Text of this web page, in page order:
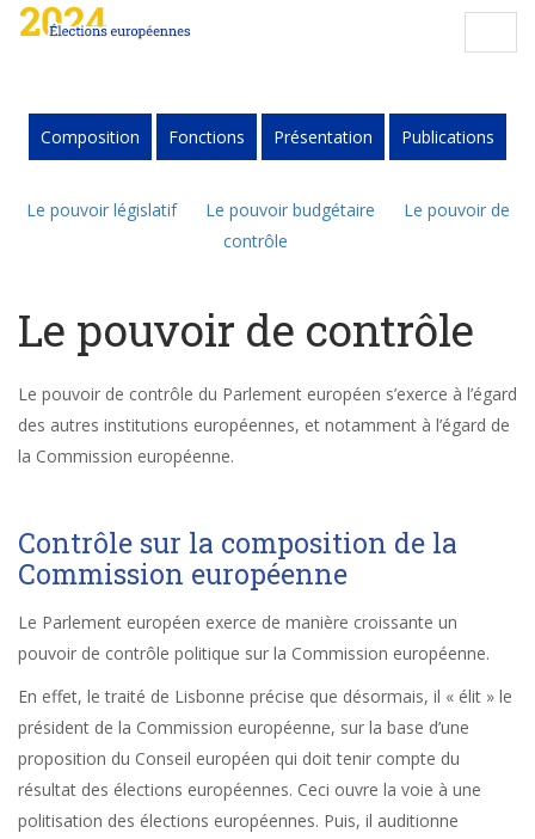
Composition Fonctions Présentation Publications
Le pouvoir législatif Le pouvoir budgétaire
Le pouvoir de
contrôle
Le pouvoir de contrôle
Le pouvoir de contrôle du Parlement européen s’exerce à l’égard
des autres institutions européennes, et notamment à l’égard de
la Commission européenne.
Contrôle sur la composition de la
Commission européenne
Le Parlement européen exerce de manière croissante un
pouvoir de contrôle politique sur la Commission européenne.
En effet, le traité de Lisbonne précise que désormais, il « élit » le
président de la Commission européenne, sur la base d’une
proposition du Conseil européen qui doit tenir compte du
résultat des élections européennes. Ceci ouvre la voie à une
politisation des élections européennes. Puis, il auditionne